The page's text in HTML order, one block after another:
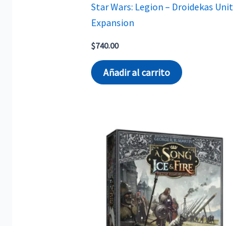
Star Wars: Legion – Droidekas Unit
Expansion
$740.00
Añadir al carrito